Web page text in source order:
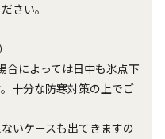
さい。
合によっては日中も氷点下
十分な防寒対策の上でご
いケースも出てきますの